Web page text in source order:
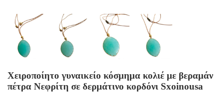
Χειροποίητο γυναικείο κόσμημα κολιέ με βεραμάν
πέτρα Νεφρίτη σε δερμάτινο κορδόνι Sxoinousa